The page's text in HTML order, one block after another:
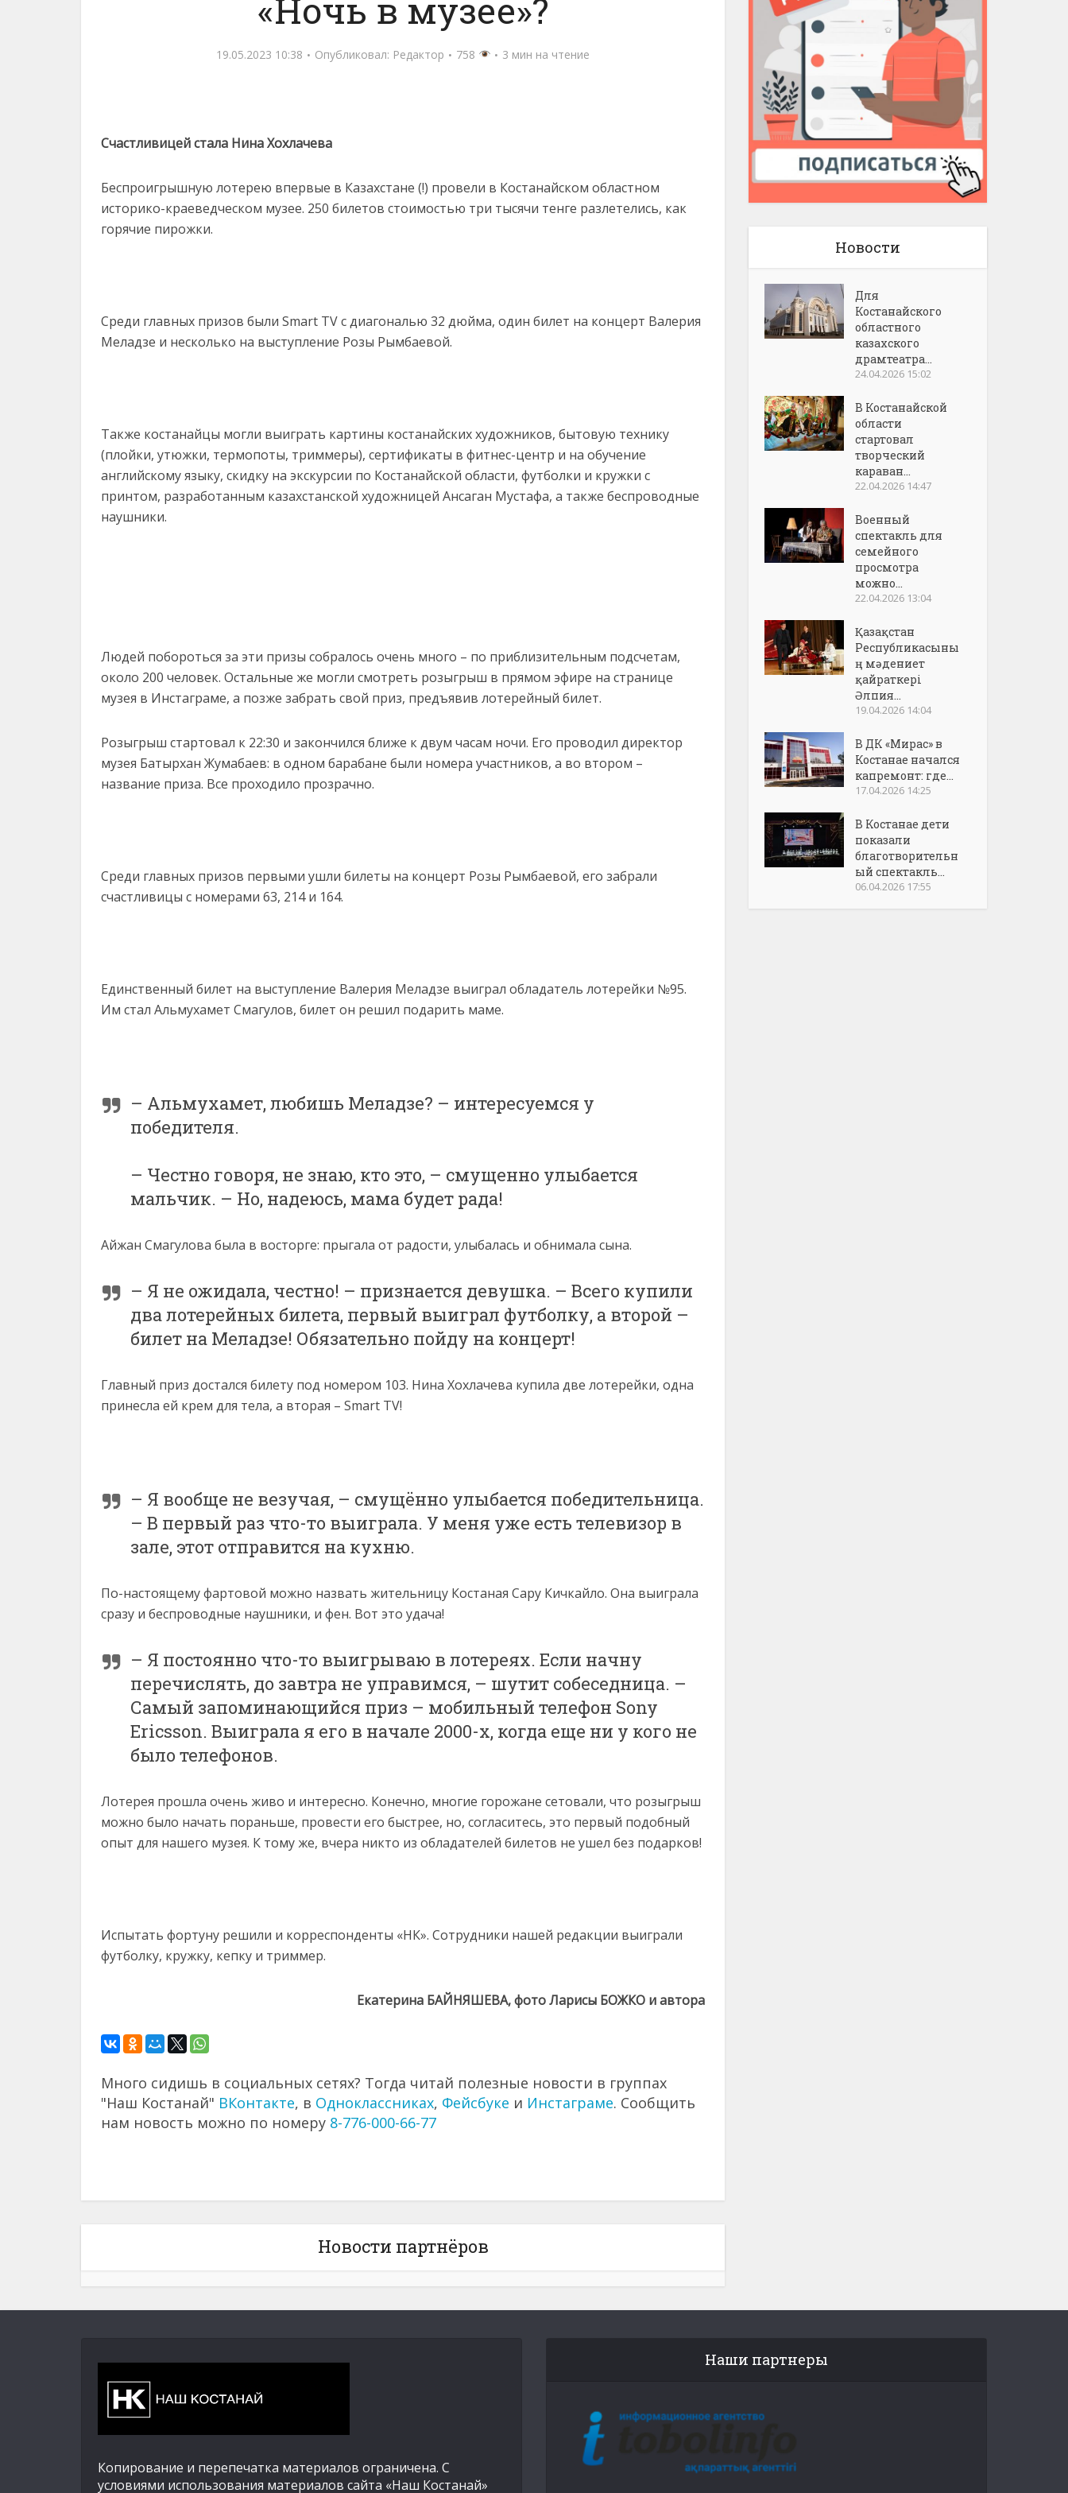
«Ночь в музее»?
19.05.2023 10:38 Опубликовал: Редактор 758 3 мин на чтение
Счастливицей стала Нина Хохлачева
Беспроигрышную лотерею впервые в Казахстане (!) провели в Костанайском областном
историко-краеведческом музее. 250 билетов стоимостью три тысячи тенге разлетелись, как
горячие пирожки.
Среди главных призов были Smart TV с диагональю 32 дюйма, один билет на концерт Валерия
Меладзе и несколько на выступление Розы Рымбаевой.
Также костанайцы могли выиграть картины костанайских художников, бытовую технику
(плойки, утюжки, термопоты, триммеры), сертификаты в фитнес-центр и на обучение
английскому языку, скидку на экскурсии по Костанайской области, футболки и кружки с
принтом, разработанным казахстанской художницей Ансаган Мустафа, а также беспроводные
наушники.
Людей побороться за эти призы собралось очень много – по приблизительным подсчетам,
около 200 человек. Остальные же могли смотреть розыгрыш в прямом эфире на странице
музея в Инстаграме, а позже забрать свой приз, предъявив лотерейный билет.
Розыгрыш стартовал к 22:30 и закончился ближе к двум часам ночи. Его проводил директор
музея Батырхан Жумабаев: в одном барабане были номера участников, а во втором –
название приза. Все проходило прозрачно.
Среди главных призов первыми ушли билеты на концерт Розы Рымбаевой, его забрали
счастливицы с номерами 63, 214 и 164.
Единственный билет на выступление Валерия Меладзе выиграл обладатель лотерейки №95.
Им стал Альмухамет Смагулов, билет он решил подарить маме.
– Альмухамет, любишь Меладзе? – интересуемся у
победителя.
– Честно говоря, не знаю, кто это, – смущенно улыбается
мальчик. – Но, надеюсь, мама будет рада!
Айжан Смагулова была в восторге: прыгала от радости, улыбалась и обнимала сына.
– Я не ожидала, честно! – признается девушка. – Всего купили
два лотерейных билета, первый выиграл футболку, а второй –
билет на Меладзе! Обязательно пойду на концерт!
Главный приз достался билету под номером 103. Нина Хохлачева купила две лотерейки, одна
принесла ей крем для тела, а вторая – Smart TV!
– Я вообще не везучая, – смущённо улыбается победительница.
– В первый раз что-то выиграла. У меня уже есть телевизор в
зале, этот отправится на кухню.
По-настоящему фартовой можно назвать жительницу Костаная Сару Кичкайло. Она выиграла
сразу и беспроводные наушники, и фен. Вот это удача!
– Я постоянно что-то выигрываю в лотереях. Если начну
перечислять, до завтра не управимся, – шутит собеседница. –
Самый запоминающийся приз – мобильный телефон Sony
Ericsson. Выиграла я его в начале 2000-х, когда еще ни у кого не
было телефонов.
Лотерея прошла очень живо и интересно. Конечно, многие горожане сетовали, что розыгрыш
можно было начать пораньше, провести его быстрее, но, согласитесь, это первый подобный
опыт для нашего музея. К тому же, вчера никто из обладателей билетов не ушел без подарков!
Испытать фортуну решили и корреспонденты «НК». Сотрудники нашей редакции выиграли
футболку, кружку, кепку и триммер.
Екатерина БАЙНЯШЕВА, фото Ларисы БОЖКО и автора
Много сидишь в социальных сетях? Тогда читай полезные новости в группах
"Наш Костанай" ВКонтакте, в Одноклассниках, Фейсбуке и Инстаграме. Сообщить
нам новость можно по номеру 8-776-000-66-77
Новости партнёров
Новости
Для
Костанайского
областного
казахского
драмтеатра...
24.04.2026 15:02
В Костанайской
области
стартовал
творческий
караван...
22.04.2026 14:47
Военный
спектакль для
семейного
просмотра
можно...
22.04.2026 13:04
Қазақстан
Республикасыны
ң мәдениет
қайраткері
Әлпия...
19.04.2026 14:04
В ДК «Мирас» в
Костанае начался
капремонт: где...
17.04.2026 14:25
В Костанае дети
показали
благотворительн
ый спектакль...
06.04.2026 17:55
Копирование и перепечатка материалов ограничена. С
условиями использования материалов сайта «Наш Костанай»
Наши партнеры